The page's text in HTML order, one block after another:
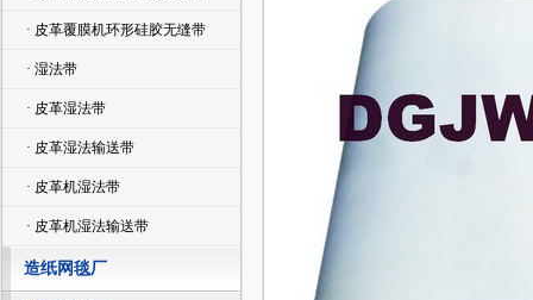
· 皮革覆膜机环形硅胶无缝带
· 湿法带
· 皮革湿法带
· 皮革湿法输送带
· 皮革机湿法带
· 皮革机湿法输送带
造纸网毯厂